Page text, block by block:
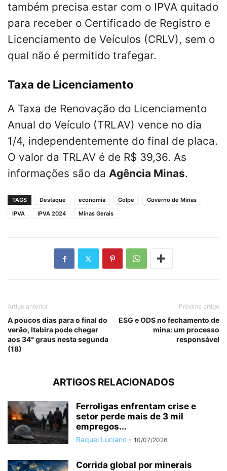
também precisa estar com o IPVA quitado
para receber o Certificado de Registro e
Licenciamento de Veículos (CRLV), sem o
qual não é permitido trafegar.
Taxa de Licenciamento
A Taxa de Renovação do Licenciamento
Anual do Veículo (TRLAV) vence no dia
1/4, independentemente do final de placa.
O valor da TRLAV é de R$ 39,36. As
informações são da Agência Minas.
TAGS Destaque economia Golpe
Governo de Minas
IPVA
IPVA 2024 Minas Gerais
Artigo anterior
A poucos dias para o final do
verão, Itabira pode chegar
aos 34° graus nesta segunda
(18)
Próximo artigo
ESG e ODS no fechamento de
mina: um processo
responsável
ARTIGOS RELACIONADOS
Ferroligas enfrentam crise e
setor perde mais de 3 mil
empregos...
Raquel Luciano - 10/07/2026
Corrida global por minerais